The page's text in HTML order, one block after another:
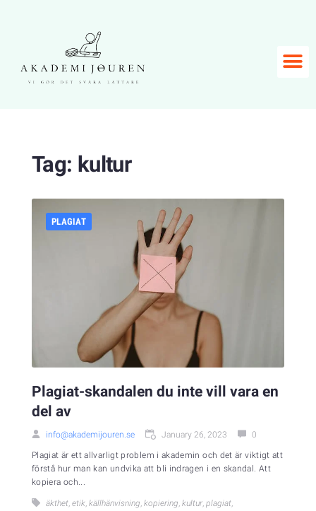
Tag: kultur
PLAGIAT
Plagiat-skandalen du inte vill vara en
del av
info@akademijouren.se January 26, 2023 0
Plagiat är ett allvarligt problem i akademin och det är viktigt att
förstå hur man kan undvika att bli indragen i en skandal. Att
kopiera och...
äkthet etik källhänvisning kopiering kultur plagiat